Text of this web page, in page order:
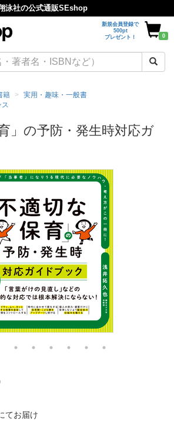
泳社の公式通販SEshop
新規会員登録で
500pt
プレゼント！
0
籍
実用・趣味・一般書
ス
」の予防・発生時対応ガ
てお届け